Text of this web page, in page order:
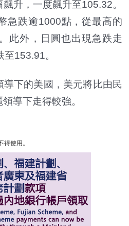
升，一度飆升至105.32。
急跌逾1000點，從最高的
此外，日圓也出現急跌走
153.91。
下的美國，美元將比由民
導下走得較強。
使用。